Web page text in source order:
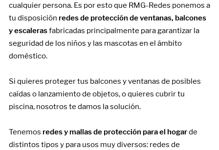
cualquier persona. Es por esto que RMG-Redes ponemos a
tu disposición redes de protección de ventanas, balcones
y escalerasfabricadas principalmente para garantizar la
seguridad de los niños y las mascotas en el ámbito
doméstico.
Si quieres proteger tus balcones y ventanas de posibles
caídas o lanzamiento de objetos, o quieres cubrir tu
piscina, nosotros te damos la solución.
Tenemos redes y mallas de protección para el hogarde
distintos tipos y para usos muy diversos: redes de